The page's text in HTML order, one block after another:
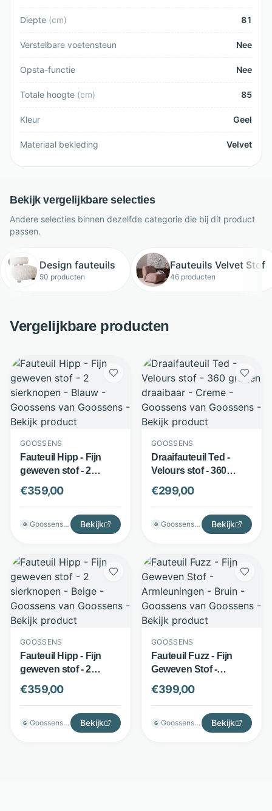
Diepte (cm) 81
Verstelbare voetensteun Nee
Opsta-functie Nee
Totale hoogte (cm) 85
Kleur Geel
Materiaal bekleding Velvet
Bekijk vergelijkbare selecties
Andere selecties binnen dezelfde categorie die bij dit product
passen.
Design fauteuils
50 producten
Fauteuils Velvet Stof
46 producten
Vergelijkbare producten
GOOSSENS
Fauteuil Hipp - Fijn
geweven stof - 2
sierknopen - Blauw -
Goossens
€359,00
G Goossenswonen Bekijk
GOOSSENS
Draaifauteuil Ted -
Velours stof - 360
graden draaibaar -
Creme - Goossens
€299,00
G Goossenswonen Bekijk
GOOSSENS
Fauteuil Hipp - Fijn
geweven stof - 2
sierknopen - Beige -
Goossens
€359,00
G Goossenswonen Bekijk
GOOSSENS
Fauteuil Fuzz - Fijn
Geweven Stof -
Armleuningen - Bruin -
Goossens
€399,00
G Goossenswonen Bekijk